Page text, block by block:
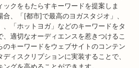
ックをもたらすキーワードを提案しま
、「[都市]で最高のヨガスタジオ」、
、「ホットヨガ」などのキーワードをタ
、適切なオーディエンスを惹きつけるこ
のキーワードをウェブサイトのコンテン
ィスクリプションに実装することで、
グを高めることができます。